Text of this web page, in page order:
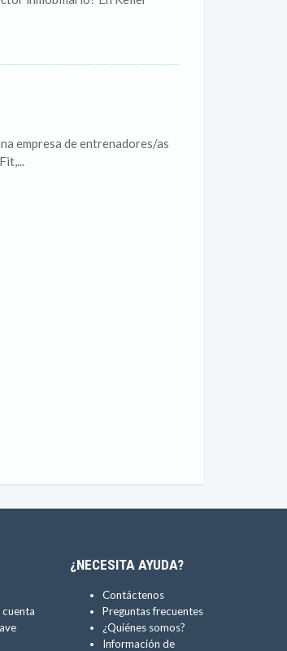
empresa de entrenadores/as
cuenta
¿NECESITA AYUDA?
Contáctenos
Preguntas frecuentes
¿Quiénes somos?
Información de